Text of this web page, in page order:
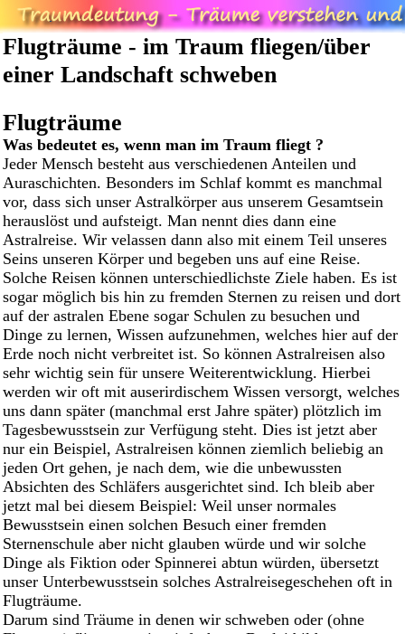
Flugträume - im Traum fliegen/über
einer Landschaft schweben
Flugträume
Was bedeutet es, wenn man im Traum fliegt ?
Jeder Mensch besteht aus verschiedenen Anteilen und
Auraschichten. Besonders im Schlaf kommt es manchmal
vor, dass sich unser Astralkörper aus unserem Gesamtsein
herauslöst und aufsteigt. Man nennt dies dann eine
Astralreise. Wir velassen dann also mit einem Teil unseres
Seins unseren Körper und begeben uns auf eine Reise.
Solche Reisen können unterschiedlichste Ziele haben. Es ist
sogar möglich bis hin zu fremden Sternen zu reisen und dort
auf der astralen Ebene sogar Schulen zu besuchen und
Dinge zu lernen, Wissen aufzunehmen, welches hier auf der
Erde noch nicht verbreitet ist. So können Astralreisen also
sehr wichtig sein für unsere Weiterentwicklung. Hierbei
werden wir oft mit auserirdischem Wissen versorgt, welches
uns dann später (manchmal erst Jahre später) plötzlich im
Tagesbewusstsein zur Verfügung steht. Dies ist jetzt aber
nur ein Beispiel, Astralreisen können ziemlich beliebig an
jeden Ort gehen, je nach dem, wie die unbewussten
Absichten des Schläfers ausgerichtet sind. Ich bleib aber
jetzt mal bei diesem Beispiel: Weil unser normales
Bewusstsein einen solchen Besuch einer fremden
Sternenschule aber nicht glauben würde und wir solche
Dinge als Fiktion oder Spinnerei abtun würden, übersetzt
unser Unterbewusstsein solches Astralreisegeschehen oft in
Flugträume.
Darum sind Träume in denen wir schweben oder (ohne